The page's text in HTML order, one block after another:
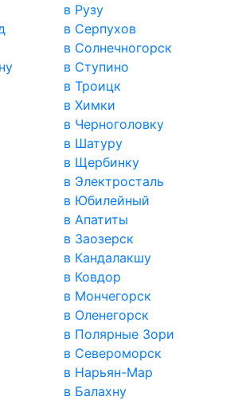
в Рузу
в Серпухов
в Солнечногорск
в Ступино
в Троицк
в Химки
в Черноголовку
в Шатуру
в Щербинку
в Электросталь
в Юбилейный
в Апатиты
в Заозерск
в Кандалакшу
в Ковдор
в Мончегорск
в Оленегорск
в Полярные Зори
в Североморск
в Нарьян-Мар
в Балахну